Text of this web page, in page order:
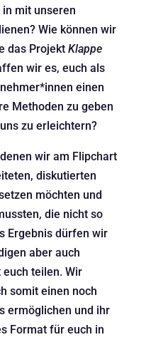
mit unseren
Wie können wir
das Projekt Klappe
wir es, euch als
einen
Methoden zu geben
zu erleichtern?
wir am Flipchart
diskutierten
möchten und
die nicht so
Ergebnis dürfen wir
aber auch
teilen. Wir
somit einen noch
ermöglichen und ihr
Format für euch in